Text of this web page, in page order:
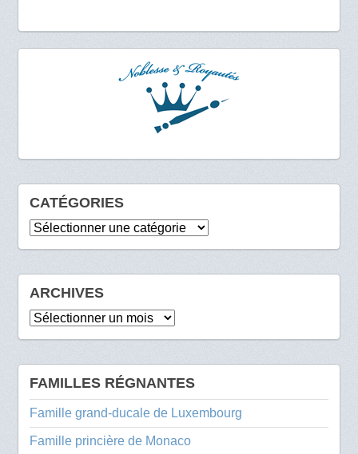
CATÉGORIES
Catégories
ARCHIVES
Archives
FAMILLES RÉGNANTES
Famille grand-ducale de Luxembourg
Famille princière de Monaco